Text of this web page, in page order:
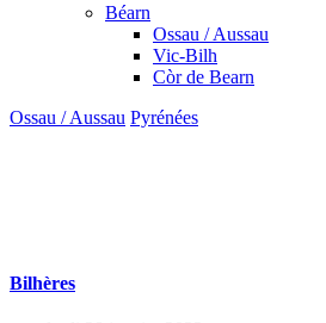
Béarn
Ossau / Aussau
Vic-Bilh
Còr de Bearn
Ossau / Aussau Pyrénées
Bilhères